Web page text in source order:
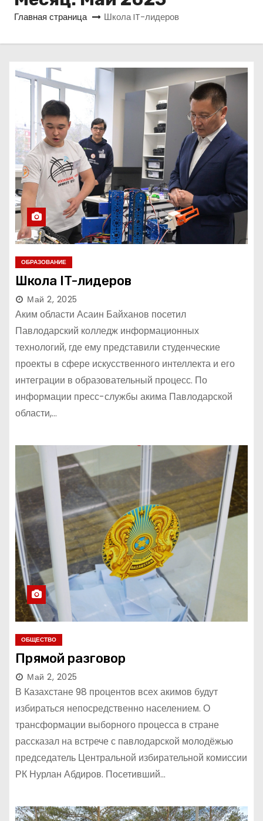
у
Главная страница Школа IT-лидеров
ОБРАЗОВАНИЕ
Школа IT-лидеров
Май 2, 2025
Аким области Асаин Байханов посетил
Павлодарский колледж информационных
технологий, где ему представили студенческие
проекты в сфере искусственного интеллекта и его
интеграции в образовательный процесс. По
информации пресс-службы акима Павлодарской
области,…
ОБЩЕСТВО
Прямой разговор
Май 2, 2025
В Казахстане 98 процентов всех акимов будут
избираться непосредственно населением. О
трансформации выборного процесса в стране
рассказал на встрече с павлодарской молодёжью
председатель Центральной избирательной комиссии
РК Нурлан Абдиров. Посетивший…